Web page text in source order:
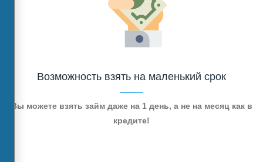
Возможность взять на маленький срок
Вы можете взять займ даже на 1 день, а не на месяц как в
кредите!